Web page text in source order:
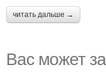
читать дальше →
Вас может